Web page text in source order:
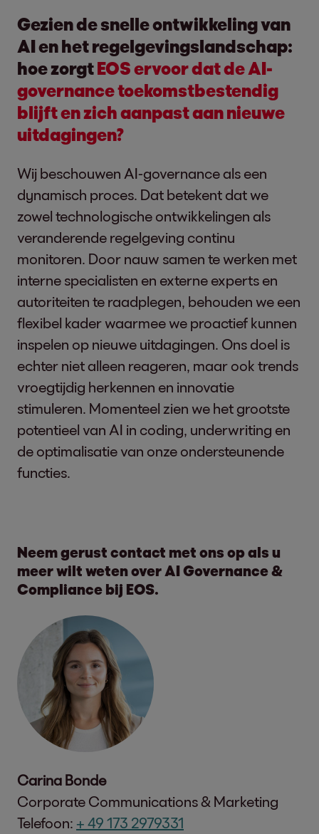
Gezien de snelle ontwikkeling van
AI en het regelgevingslandschap:
hoe zorgtEOS ervoor dat de AI-
governance toekomstbestendig
blijft en zich aanpast aan nieuwe
uitdagingen?
Wij beschouwen AI-governance als een
dynamisch proces. Dat betekent dat we
zowel technologische ontwikkelingen als
veranderende regelgeving continu
monitoren. Door nauw samen te werken met
interne specialisten en externe experts en
autoriteiten te raadplegen, behouden we een
flexibel kader waarmee we proactief kunnen
inspelen op nieuwe uitdagingen. Ons doel is
echter niet alleen reageren, maar ook trends
vroegtijdig herkennen en innovatie
stimuleren. Momenteel zien we het grootste
potentieel van AI in coding, underwriting en
de optimalisatie van onze ondersteunende
functies.
Neem gerust contact met ons op als u
meer wilt weten over AI Governance &
Compliance bij EOS.
Carina Bonde
Corporate Communications & Marketing
Telefoon: + 49 173 2979331